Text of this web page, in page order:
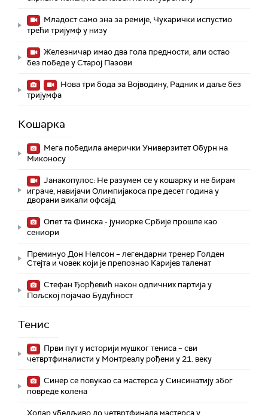
Младост само зна за ремије, Чукарички испустио
трећи тријумф у низу
Железничар имао два гола предности, али остао
без победе у Старој Пазови
Нова три бода за Војводину, Радник и даље без
тријумфа
Кошарка
Мега победила амерички Универзитет Обурн на
Миконосу
Јанакопулос: Не разумем се у кошарку и не бирам
играче, навијачи Олимпијакоса пре десет година у
дворани викали офсајд
Опет та Финска - јуниорке Србије прошле као
сениори
Преминуо Дон Нелсон – легендарни тренер Голден
Стејта и човек који је препознао Каријев таленат
Стефан Ђорђевић након одличних партија у
Пољској појачао Будућност
Тенис
Први пут у историји мушког тениса – сви
четвртфиналисти у Монтреалу рођени у 21. веку
Синер се повукао са мастерса у Синсинатију због
повреде колена